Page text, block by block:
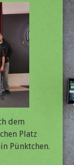
dem
Platz
Pünktchen.